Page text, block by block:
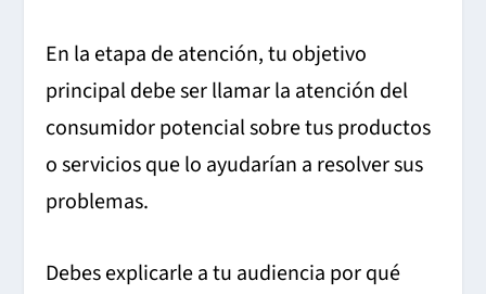
En la etapa de atención, tu objetivo
principal debe ser llamar la atención del
consumidor potencial sobre tus productos
o servicios que lo ayudarían a resolver sus
problemas.
Debes explicarle a tu audiencia por qué